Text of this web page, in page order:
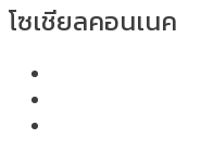
โซเชียลคอนเนค